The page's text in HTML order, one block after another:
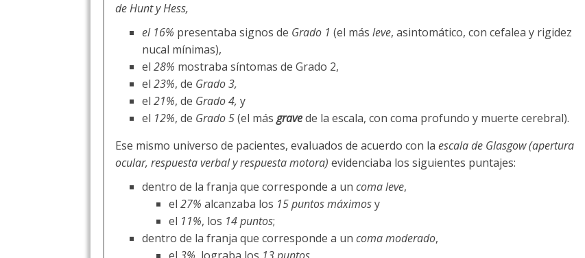
de Hunt y Hess,
el 16% presentaba signos de Grado 1 (el más leve, asintomático, con cefalea y rigidez
nucal mínimas),
el 28% mostraba síntomas de Grado 2,
el 23%, de Grado 3,
el 21%, de Grado 4, y
el 12%, de Grado 5(el más gravede la escala, con coma profundo y muerte cerebral).
Ese mismo universo de pacientes, evaluados de acuerdo con la escala de Glasgow (apertura
ocular, respuesta verbal y respuesta motora) evidenciaba los siguientes puntajes:
dentro de la franja que corresponde a un coma leve,
el 27% alcanzaba los 15 puntos máximosy
el 11%, los 14 puntos;
dentro de la franja que corresponde a un coma moderado,